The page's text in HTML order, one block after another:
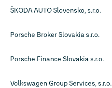
ŠKODA AUTO Slovensko, s.r.o.
Porsche Broker Slovakia s.r.o.
Porsche Finance Slovakia s.r.o.
Volkswagen Group Services, s.r.o.